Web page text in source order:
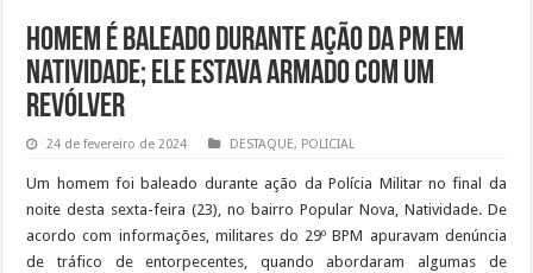
Homem é baleado durante ação da PM em
Natividade; ele estava armado com um
revólver
24 de fevereiro de 2024 DESTAQUE, POLICIAL
Um homem foi baleado durante ação da Polícia Militar no final da
noite desta sexta-feira (23), no bairro Popular Nova, Natividade. De
acordo com informações, militares do 29º BPM apuravam denúncia
de tráfico de entorpecentes, quando abordaram algumas de